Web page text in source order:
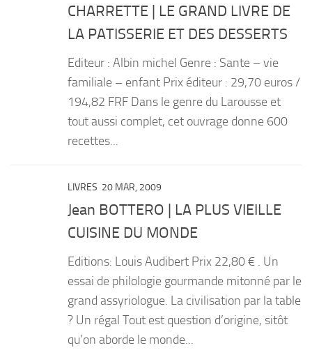
CHARRETTE | LE GRAND LIVRE DE
LA PATISSERIE ET DES DESSERTS
Editeur : Albin michel Genre : Sante – vie
familiale – enfant Prix éditeur : 29,70 euros /
194,82 FRF Dans le genre du Larousse et
tout aussi complet, cet ouvrage donne 600
recettes...
LIVRES 20 MAR, 2009
Jean BOTTERO | LA PLUS VIEILLE
CUISINE DU MONDE
Editions: Louis Audibert Prix 22,80 € . Un
essai de philologie gourmande mitonné par le
grand assyriologue. La civilisation par la table
? Un régal Tout est question d’origine, sitôt
qu’on aborde le monde...